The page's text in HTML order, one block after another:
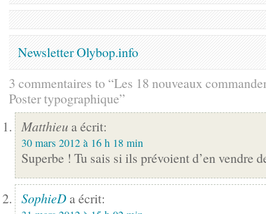
Newsletter Olybop.info
3 commentaires to “Les 18 nouveaux
Poster typographique”
Matthieu a écrit:
30 mars 2012 à 16 h 18 min
Superbe ! Tu sais si ils prévoient d’en vendre
SophieD a écrit: